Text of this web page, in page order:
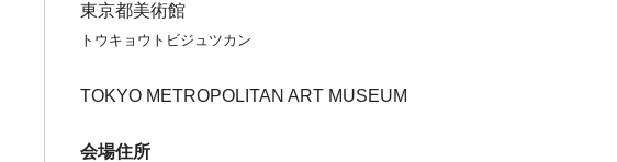
東京都美術館
トウキョウトビジュツカン
TOKYO METROPOLITAN ART MUSEUM
会場住所